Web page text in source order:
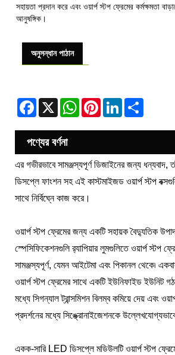
সহায়তা প্রদান করে এবং ওয়ার্প স্টপ ফ্রেমের কর্মক্ষমতা
আনুষঙ্গিক।
অনুসন্ধান পাঠান
Facebook
X WhatsApp
PinterestLinkedIn
পণ্যের বর্ণনা
এর গভীরভাবে সামঞ্জস্যপূর্ণ ডিজাইনের জন্য
ডিসপ্লে ফাংশন সহ এই কাস্টমাইজড ওয়ার্প স্টপ
সাথে নির্বিঘ্নে কাজ করে।
ওয়ার্প স্টপ ফ্রেমের জন্য একটি সহায়ক বৈদ্যুতিক
স্পেসিফিকেশনগুলি র‍্যাপিয়ার লুমগুলিতে ওয়ার্প স্টপ
সামঞ্জস্যপূর্ণ, যেমন আইটেমা এবং পিকানল থেকে৷
ওয়ার্প স্টপ ফ্রেমের সাথে একটি ইউনিফাইড ইউনিট
মধ্যে সিগন্যাল ট্রান্সমিশন বিলম্ব কমিয়ে দেয় এবং
প্রদর্শনের মধ্যে সিঙ্ক্রোনাইজেশনকে
একক-সারি LED ডিসপ্লে মডিউলটি ওয়ার্প স্টপ ফ্রেমের